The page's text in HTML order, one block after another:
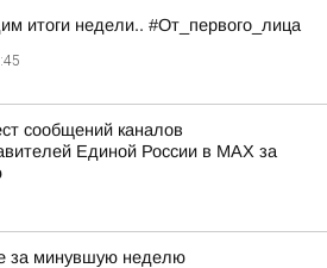
итоги недели.. #От_первого_лица
сообщений каналов
Единой России в МАХ за
за минувшую неделю